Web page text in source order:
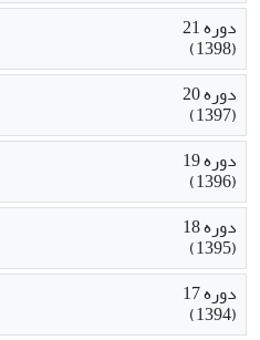
دوره 21
(1398)
دوره 20
(1397)
دوره 19
(1396)
دوره 18
(1395)
دوره 17
(1394)